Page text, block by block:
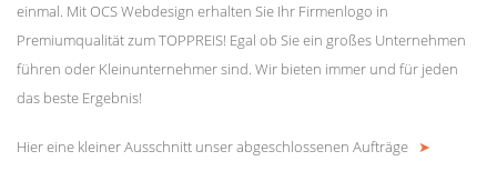
einmal. Mit OCS Webdesign erhalten Sie Ihr Firmenlogo in
Premiumqualität zum TOPPREIS! Egal ob Sie ein großes Unternehmen
führen oder Kleinunternehmer sind. Wir bieten immer und für jeden
das beste Ergebnis!
Hier eine kleiner Ausschnitt unser abgeschlossenen Aufträge ➤